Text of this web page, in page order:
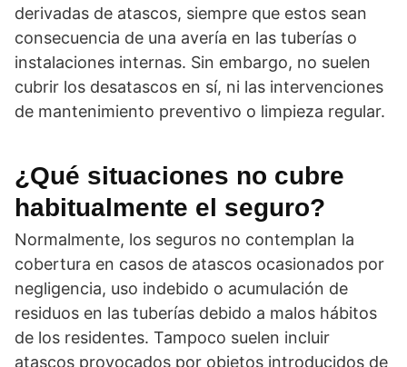
derivadas de atascos, siempre que estos sean
consecuencia de una avería en las tuberías o
instalaciones internas. Sin embargo, no suelen
cubrir los desatascos en sí, ni las intervenciones
de mantenimiento preventivo o limpieza regular.
¿Qué situaciones no cubre
habitualmente el seguro?
Normalmente, los seguros no contemplan la
cobertura en casos de atascos ocasionados por
negligencia, uso indebido o acumulación de
residuos en las tuberías debido a malos hábitos
de los residentes. Tampoco suelen incluir
atascos provocados por objetos introducidos de